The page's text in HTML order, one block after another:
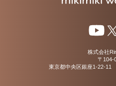
株式会社
〒104-
東京都中央区銀座1-22-11